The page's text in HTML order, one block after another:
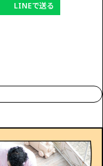
LINEで送る